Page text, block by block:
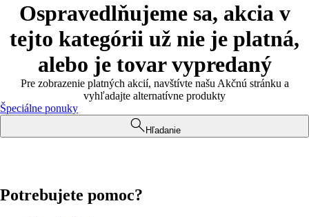
Ospravedlňujeme sa, akcia v
tejto kategórii už nie je platná,
alebo je tovar vypredaný
Pre zobrazenie platných akcií, navštívte našu Akčnú stránku a
vyhľadajte alternatívne produkty
Špeciálne ponuky
Hľadanie
Potrebujete pomoc?